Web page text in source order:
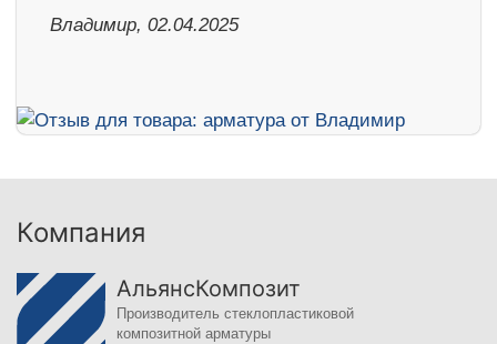
Владимир, 02.04.2025
Компания
АльянсКомпозит
Производитель стеклопластиковой
композитной арматуры